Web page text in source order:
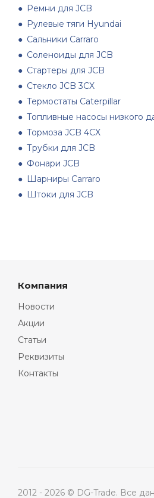
Ремни для JCB
Рулевые тяги Hyundai
Сальники Carraro
Соленоиды для JCB
Стартеры для JCB
Стекло JCB 3CX
Термостаты Caterpillar
Топливные насосы низкого
Тормоза JCB 4CX
Трубки для JCB
Фонари JCB
Шарниры Carraro
Штоки для JCB
Компания
Новости
Акции
Статьи
Реквизиты
Контакты
2012 - 2026 © DG-Trade. Все